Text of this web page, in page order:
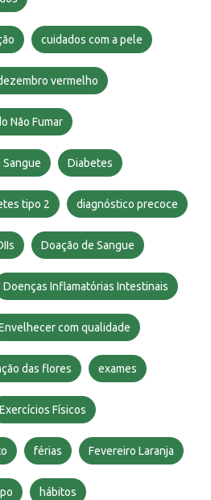
cuidados com a pele
vermelho
Não Fumar
Diabetes
tipo 2 diagnóstico precoce
Doação de Sangue
Doenças Inflamatórias Intestinais
com qualidade
das flores exames
Exercícios Físicos
férias Fevereiro Laranja
hábitos